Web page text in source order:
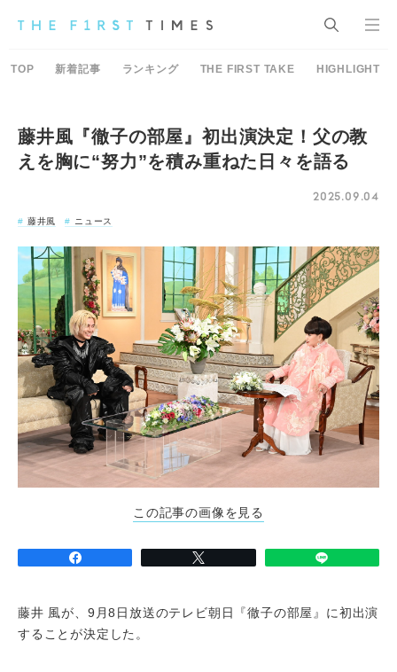
TOP 新着記事 ランキング THE FIRST TAKE HIGHLIGHT
藤井風『徹子の部屋』初出演決定！父の教
えを胸に“努力”を積み重ねた日々を語る
2025.09.04
藤井風 ニュース
この記事の画像を見る
藤井 風が、9月8日放送のテレビ朝日『徹子の部屋』に初出演
することが決定した。